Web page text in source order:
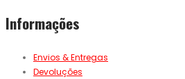
Informações
Envios & Entregas
Devoluções